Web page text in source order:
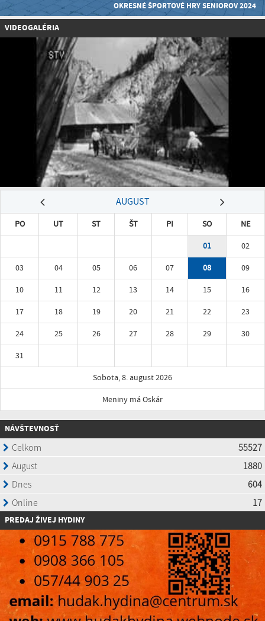
OKRESNÉ ŠPORTOVÉ HRY SENIOROV 2024
VIDEOGALÉRIA
AUGUST
PO UT ST ŠT PI SO
NE
01
02
03
04 05 06 07 08
09
10
11 12 13 14 15
16
17
18 19 20 21 22
23
24
25 26 27 28 29
30
31
Sobota, 8. august 2026
Meniny má Oskár
NÁVŠTEVNOSŤ
PREDAJ ŽIVEJ HYDINY